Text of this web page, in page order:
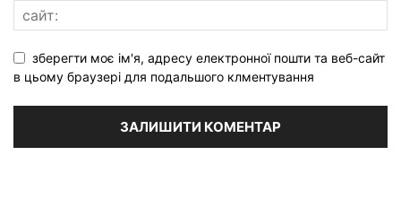
зберегти моє ім'я, адресу електронної пошти та веб-сайт
в цьому браузері для подальшого клментування